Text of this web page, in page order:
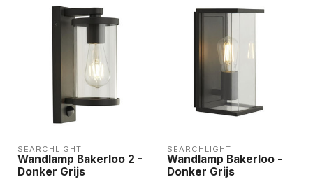
SEARCHLIGHT
Wandlamp Bakerloo 2 -
Donker Grijs
SEARCHLIGHT
Wandlamp Bakerloo -
Donker Grijs